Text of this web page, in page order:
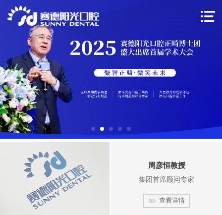
周彦恒教授
集团首席顾问专家
查看详情